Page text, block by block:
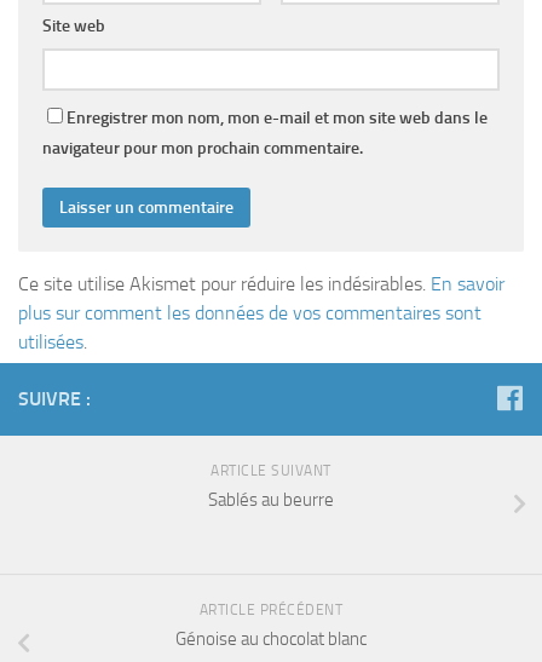
Site web
Enregistrer mon nom, mon e-mail et mon site web dans le
navigateur pour mon prochain commentaire.
Ce site utilise Akismet pour réduire les indésirables. En savoir
plus sur comment les données de vos commentaires sont
utilisées
SUIVRE :
ARTICLE SUIVANT
Sablés au beurre
ARTICLE PRÉCÉDENT
Génoise au chocolat blanc